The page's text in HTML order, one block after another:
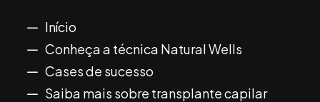
Início
Conheça a técnica Natural Wells
Cases de sucesso
Saiba mais sobre transplante capilar